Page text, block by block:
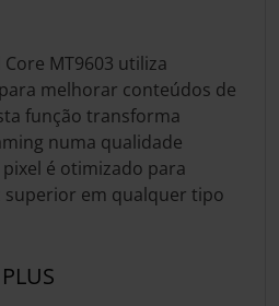
MT9603 utiliza
melhorar conteúdos de
função transforma
numa qualidade
é otimizado para
em qualquer tipo